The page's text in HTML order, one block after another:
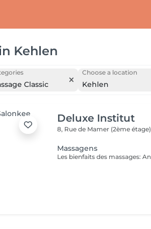
Kehlen
Classic
Choose a location
Kehlen
Deluxe Institut
8, Rue de Mamer (2ème étage)
Massagens